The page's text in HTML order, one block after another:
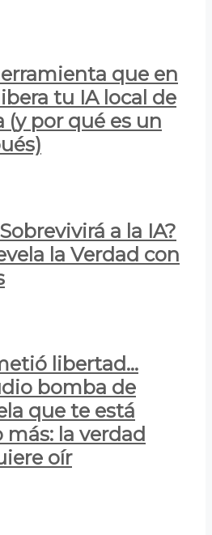
que en
tu IA local de
(y por qué es un
a la IA?
la Verdad con
libertad…
bomba de
que te está
la verdad
oír